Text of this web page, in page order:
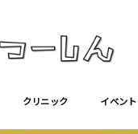
クリニック イベント